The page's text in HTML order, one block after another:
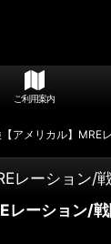
ご利用案内
アメリカル】MRE
レーション/
レーション/